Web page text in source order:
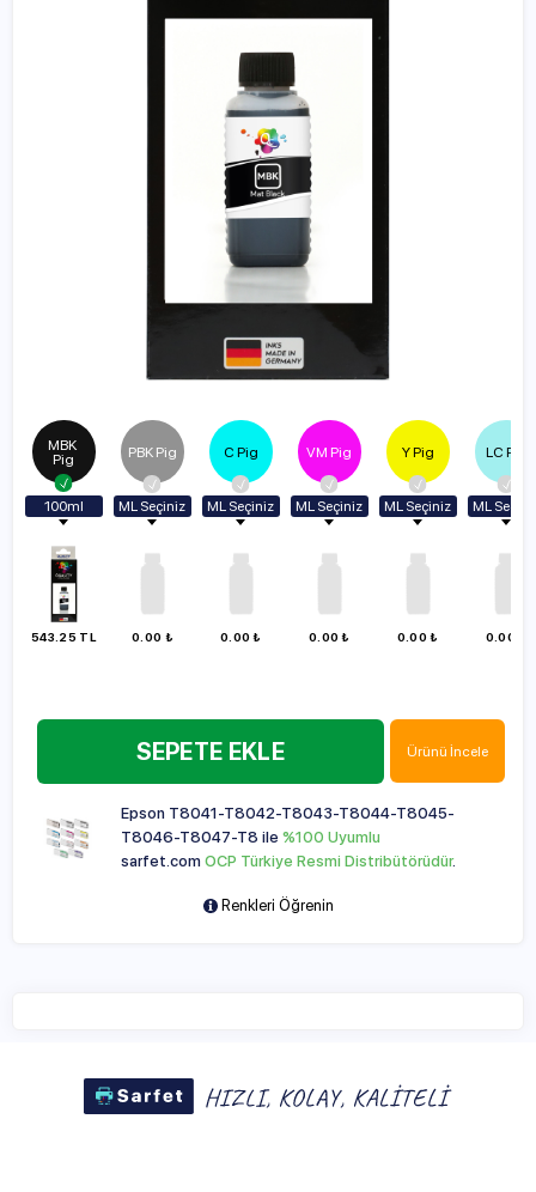
MBK
Pig
100ml
Vazgeç
100ml
250ml
500ml
543.25 TL
PBK Pig
ML Seçiniz
100ml
250ml
0.00 ₺
C Pig
ML Seçiniz
100ml
250ml
0.00 ₺
VM Pig
ML Seçiniz
100ml
250ml
0.00 ₺
Y Pig
ML Seçiniz
100ml
250ml
0.00 ₺
LC Pig
ML
100ml
250ml
0.00 ₺
SEPETE EKLE Ürünü İncele
Epson T8041-T8042-T8043-T8044-T8045-
T8046-T8047-T8 ile %100 Uyumlu
sarfet.com OCP Türkiye Resmi Distribütörüdür.
Renkleri Öğrenin